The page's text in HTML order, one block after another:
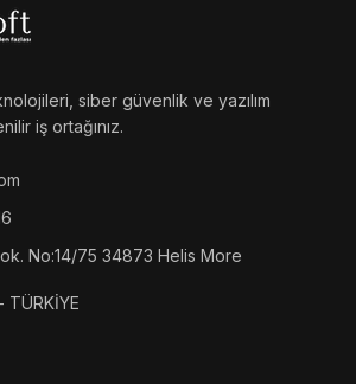
siber güvenlik ve yazılım
iş ortağınız.
No:14/75 34873 Helis More
TÜRKİYE